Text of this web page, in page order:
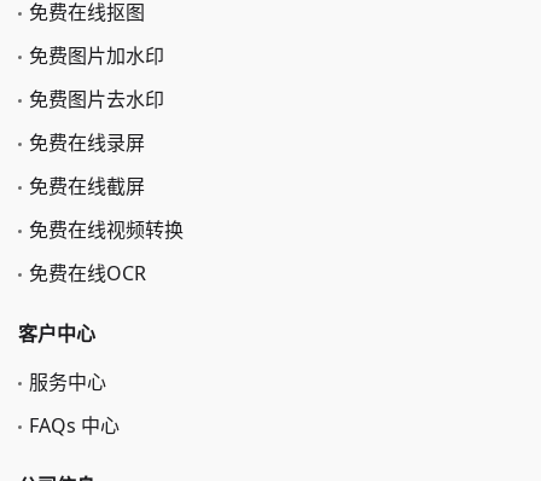
免费在线抠图
免费图片加水印
免费图片去水印
免费在线录屏
免费在线截屏
免费在线视频转换
免费在线OCR
客户中心
服务中心
FAQs 中心